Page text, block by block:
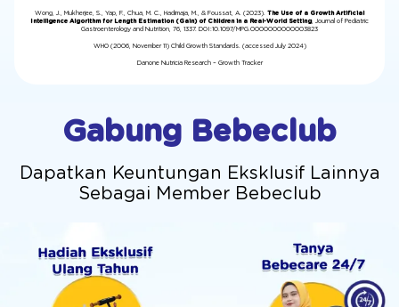
Wong, J., Mukherjee, S., Yap, F., Chua, M. C., Hadimaja, M., & Foussat, A. (2023). The Use of a Growth Artificial
Intelligence Algorithm for Length Estimation (Gain) of Children in a Real-World Setting, Journal of Pediatric
Gastroenterology and Nutrition, 76, 1337. DOI:10.1097/MPG.0000000000003823
WHO (2006, November 11) Child Growth Standards. (accessed July 2024)
Danone Nutricia Research – Growth Tracker
Gabung Bebeclub
Dapatkan Keuntungan Eksklusif Lainnya
Sebagai Member Bebeclub